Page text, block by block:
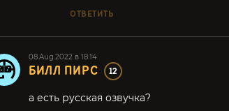
ОТВЕТИТЬ
08.Aug.2022 в 18:14
БИЛЛ ПИРС 12
а есть русская озвучка?